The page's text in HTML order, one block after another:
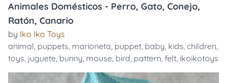
Animales Domésticos - Perro, Gato, Conejo,
Ratón, Canario
by Iko Iko Toys
animal, puppets, marioneta, puppet, baby, kids, children,
toys, juguete, bunny, mouse, bird, pattern, felt, ikoikotoys